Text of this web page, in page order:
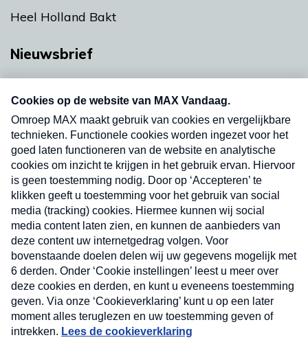
Heel Holland Bakt
Nieuwsbrief
nieuwsbrief. Elke vrijdag- en dinsdagochtend in
uw mailbox.
Verzend
Nieuwsbrief
Neem hier een gratis abonnement op onze
nieuwsbrief. Elke vrijdag- en dinsdagochtend in uw